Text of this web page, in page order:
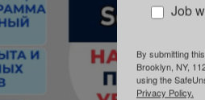
Job
By submitting
Brooklyn, NY,
using the
Privacy Policy.